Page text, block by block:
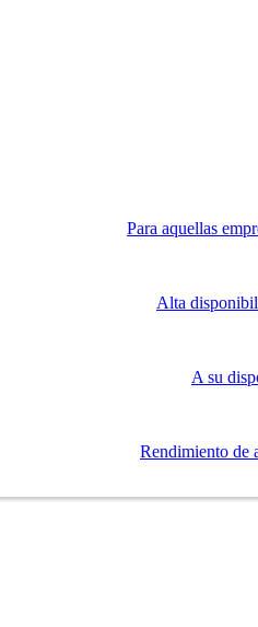
Para aquellas
Alta
A su
Rendimiento de